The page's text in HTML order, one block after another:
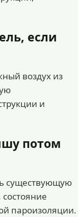
если
воздух из
и
потом
существующую
пароизоляции.